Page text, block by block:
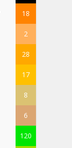
18
2
28
17
8
6
120